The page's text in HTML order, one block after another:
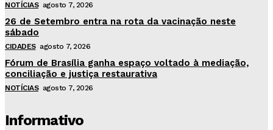
NOTÍCIAS agosto 7, 2026
26 de Setembro entra na rota da vacinação neste
sábado
CIDADES agosto 7, 2026
Fórum de Brasília ganha espaço voltado à mediação,
conciliação e justiça restaurativa
NOTÍCIAS agosto 7, 2026
Informativo